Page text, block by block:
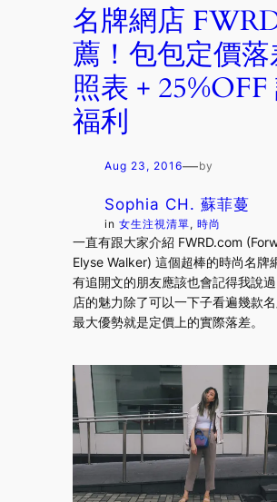
名牌網店
薦！包包定價
照表 + 25%OFF
福利
Aug 23, 2016—by
Sophia CH. 蘇菲蔓
in女生注視清單, 時尚
一直有跟大家介紹 FWRD.com
Elyse Walker) 這個超棒的時尚名牌
有追開文的朋友應該也會記得我說
店的魅力除了可以一下子看遍幾款名
最大優勢就是定價上的實際落差。